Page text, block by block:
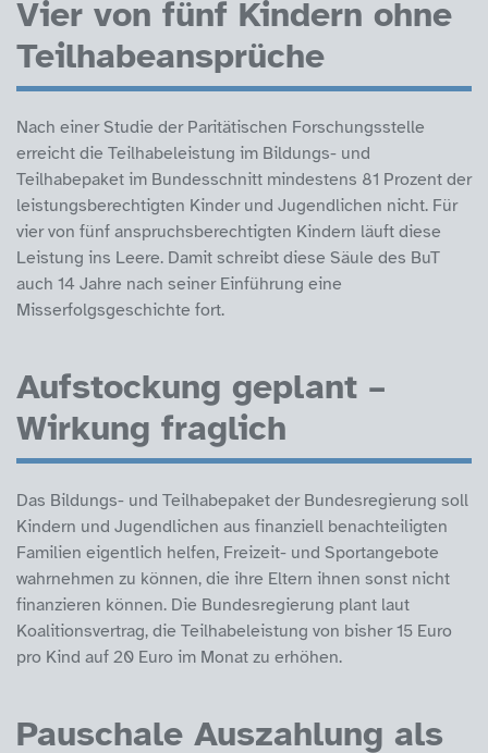
Vier von fünf Kindern ohne
Teilhabeansprüche
Nach einer Studie der Paritätischen Forschungsstelle
erreicht die Teilhabeleistung im Bildungs- und
Teilhabepaket im Bundesschnitt mindestens 81 Prozent der
leistungsberechtigten Kinder und Jugendlichen nicht. Für
vier von fünf anspruchsberechtigten Kindern läuft diese
Leistung ins Leere. Damit schreibt diese Säule des BuT
auch 14 Jahre nach seiner Einführung eine
Misserfolgsgeschichte fort.
Aufstockung geplant –
Wirkung fraglich
Das Bildungs- und Teilhabepaket der Bundesregierung soll
Kindern und Jugendlichen aus finanziell benachteiligten
Familien eigentlich helfen, Freizeit- und Sportangebote
wahrnehmen zu können, die ihre Eltern ihnen sonst nicht
finanzieren können. Die Bundesregierung plant laut
Koalitionsvertrag, die Teilhabeleistung von bisher 15 Euro
pro Kind auf 20 Euro im Monat zu erhöhen.
Pauschale Auszahlung als